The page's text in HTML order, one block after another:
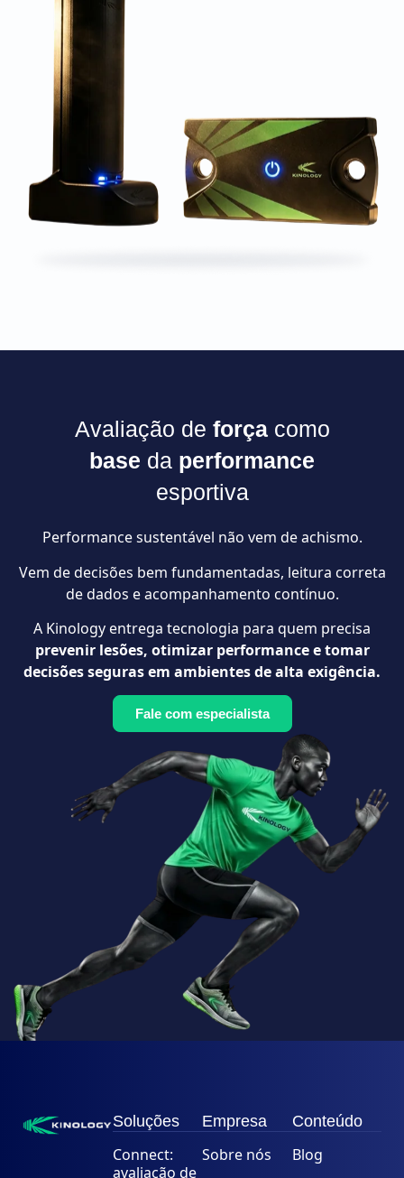
Avaliação de forçacomo
base da performance
esportiva
Performance sustentável não vem de achismo.
Vem de decisões bem fundamentadas, leitura correta
de dados e acompanhamento contínuo.
A Kinology entrega tecnologia para quem precisa
prevenir lesões, otimizar performance e tomar
decisões seguras em ambientes de alta exigência.
Fale com especialista
Soluções
Connect:
avaliação de
Empresa
Sobre nós
Conteúdo
Blog